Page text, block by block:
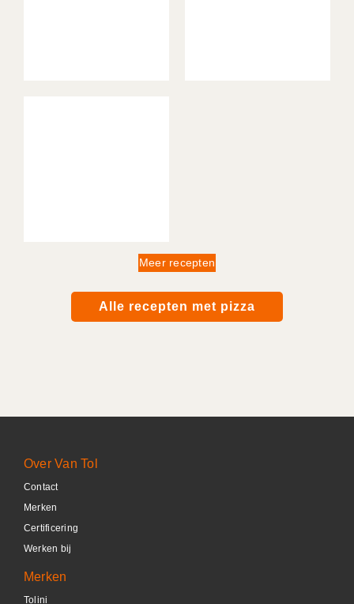
Meer recepten
Alle recepten met pizza
Over Van Tol
Contact
Merken
Certificering
Werken bij
Merken
Tolini